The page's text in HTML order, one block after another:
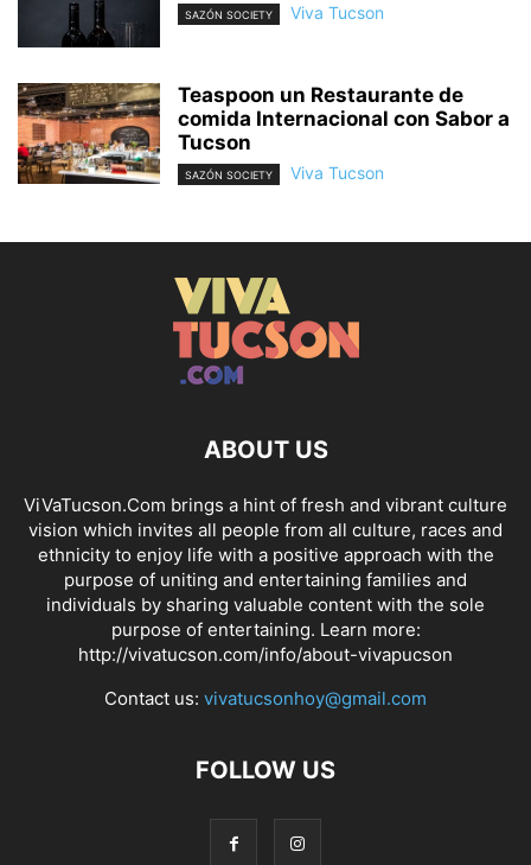
SAZÓN SOCIETY Viva Tucson
Teaspoon un Restaurante de
comida Internacional con Sabor a
Tucson
SAZÓN SOCIETY Viva Tucson
ABOUT US
ViVaTucson.Com brings a hint of fresh and vibrant culture
vision which invites all people from all culture, races and
ethnicity to enjoy life with a positive approach with the
purpose of uniting and entertaining families and
individuals by sharing valuable content with the sole
purpose of entertaining. Learn more:
http://vivatucson.com/info/about-vivapucson
Contact us: vivatucsonhoy@gmail.com
FOLLOW US